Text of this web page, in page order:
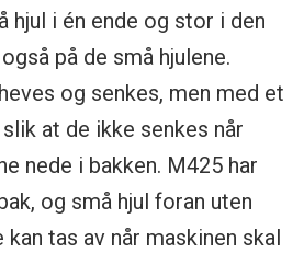
hjul i én ende og stor i den
på de små hjulene.
og senkes, men med et
at de ikke senkes når
nede i bakken. M425 har
og små hjul foran uten
tas av når maskinen skal